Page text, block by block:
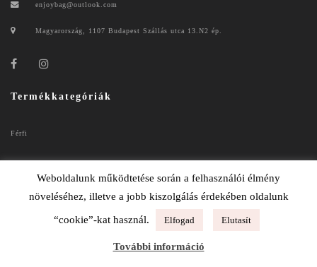
enjoybag@outlook.com
Magyarország, 1107 Budapest Szállás utca 13.N2 ép.
Termékkategóriák
Férfi
ADATKEZELÉSI TÁJÉKOZTATÓ
Weboldalunk működtetése során a felhasználói élmény
növeléséhez, illetve a jobb kiszolgálás érdekében oldalunk
“cookie”-kat használ. Elfogad Elutasít
További információ